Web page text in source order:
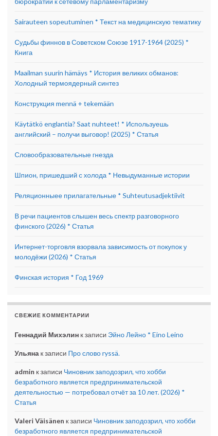
Sairauteen sopeutuminen * Текст на медицинскую тематику
Судьбы финнов в Советском Союзе 1917-1964 (2025) *
Книга
Maailman suurin hämäys * История великих обманов:
Холодный термоядерный синтез
Конструкция mennä + tekemään
Käytätkö englantia? Saat nuhteet! * Используешь
английский – получи выговор! (2025) * Статья
Словообразовательные гнезда
Шпион, пришедший с холода * Невыдуманные истории
Реляционныее прилагательные * Suhteutusadjektiivit
В речи пациентов слышен весь спектр разговорного
финского (2026) * Статья
Интернет-торговля взорвала зависимость от покупок у
молодёжи (2026) * Статья
Финская история * Год 1969
СВЕЖИЕ КОММЕНТАРИИ
Геннадий Михэлин к записи Эйно Лейно * Eino Leino
Ульяна к записи Про слово ryssä.
admin к записи Чиновник заподозрил, что хобби
безработного является предпринимательской
деятельностью — потребовал отчёт за 10 лет. (2026) *
Статья
Valeri Väisänen к записи Чиновник заподозрил, что хобби
безработного является предпринимательской